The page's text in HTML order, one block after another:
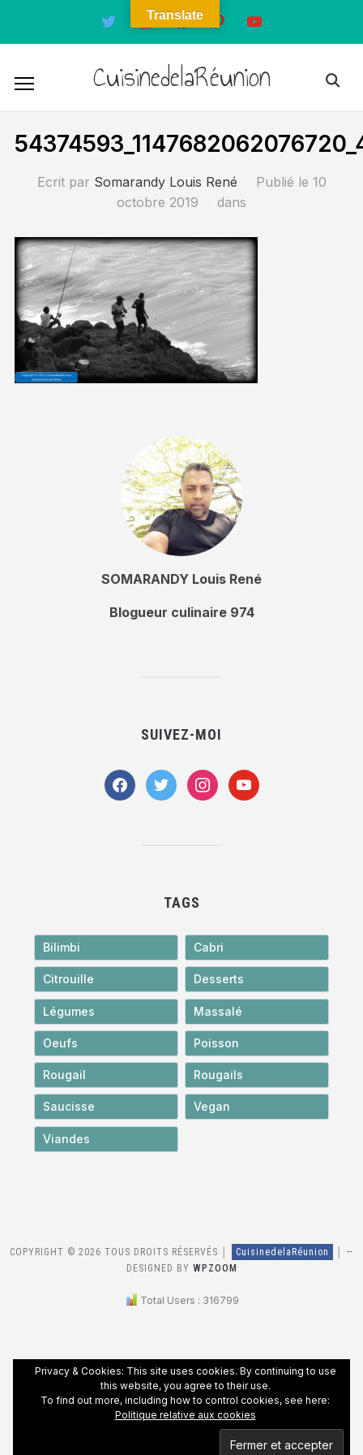
twitter instagramfacebookpinterestyoutube
CuisinedelaRéunion
Ecrit par Somarandy Louis René Publié le 10
octobre 2019
dans
SOMARANDY Louis René
Blogueur culinaire 974
SUIVEZ-MOI
facebooktwitter instagramyoutube
TAGS
Bilimbi Cabri
Citrouille Desserts
Légumes Massalé
Oeufs Poisson
Rougail Rougails
Saucisse Vegan
Viandes
COPYRIGHT © 2026 TOUS DROITS RÉSERVÉS │ CuisinedelaRéunion
—
DESIGNED BY WPZOOM
Total Users : 316799
Translate
Privacy & Cookies: This site uses cookies. By continuing to use
this website, you agree to their use.
To find out more, including how to control cookies, see here:
Politique relative aux cookies